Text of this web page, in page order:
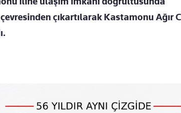
çıkartılarak Kastamonu Ağır